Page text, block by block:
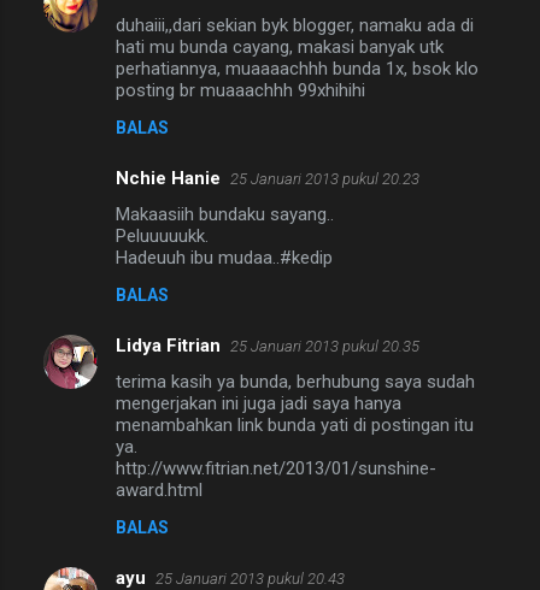
o
duhaiii,,dari sekian byk blogger, namaku ada di
hati mu bunda cayang, makasi banyak utk
perhatiannya, muaaaachhh bunda 1x, bsok klo
posting br muaaachhh 99xhihihi
BALAS
Nchie Hanie 25 Januari 2013 pukul 20.23
Makaasiih bundaku sayang..
Peluuuuukk.
Hadeuuh ibu mudaa..#kedip
BALAS
Lidya Fitrian 25 Januari 2013 pukul 20.35
terima kasih ya bunda, berhubung saya sudah
mengerjakan ini juga jadi saya hanya
menambahkan link bunda yati di postingan itu
ya.
http://www.fitrian.net/2013/01/sunshine-
award.html
BALAS
ayu 25 Januari 2013 pukul 20.43